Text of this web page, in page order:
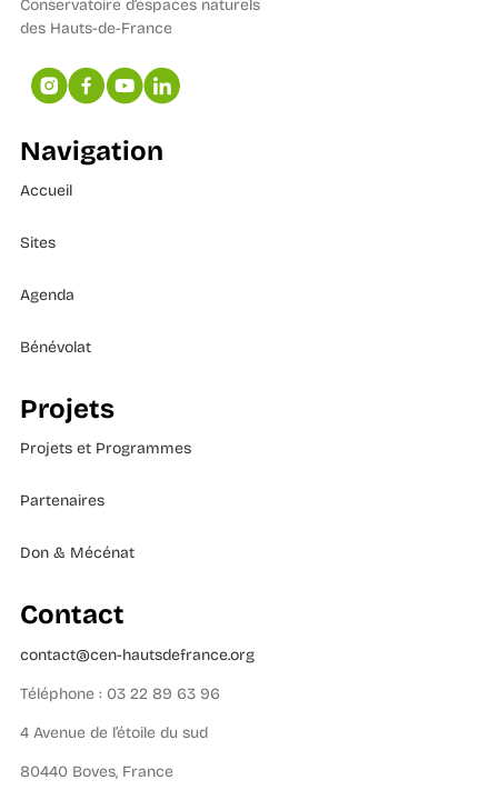
Conservatoire d’espaces naturels
des Hauts-de-France
Navigation
Accueil
Sites
Agenda
Bénévolat
Projets
Projets et Programmes
Partenaires
Don & Mécénat
Contact
contact@cen-hautsdefrance.org
Téléphone : 03 22 89 63 96
4 Avenue de l’étoile du sud
80440 Boves, France